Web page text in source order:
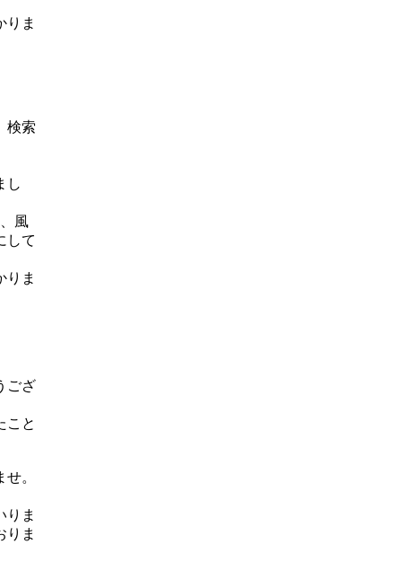
りま
検索
し
風
して
りま
ござ
こと
。
りま
りま